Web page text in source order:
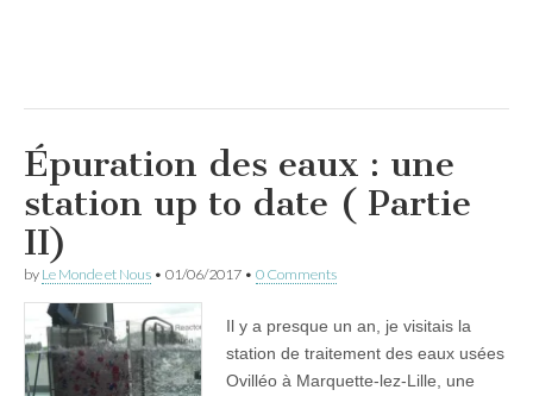
Épuration des eaux : une
station up to date ( Partie
II)
by Le Monde et Nous • 01/06/2017 • 0 Comments
Il y a presque un an, je visitais la
station de traitement des eaux usées
Ovilléo à Marquette-lez-Lille, une